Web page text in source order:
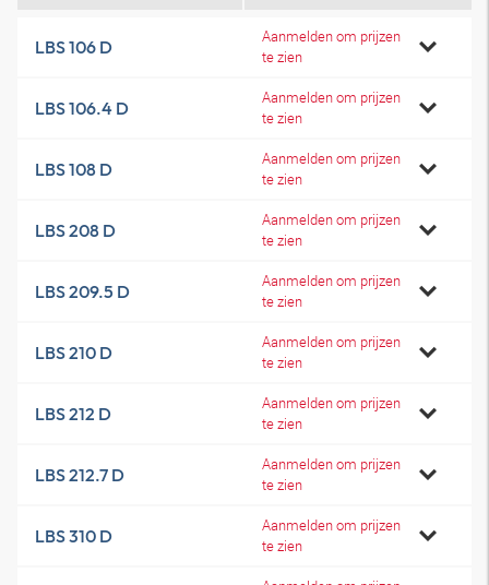
LBS 106 D
Aanmelden om prijzen
te zien
LBS 106.4 D
Aanmelden om prijzen
te zien
LBS 108 D
Aanmelden om prijzen
te zien
LBS 208 D
Aanmelden om prijzen
te zien
LBS 209.5 D
Aanmelden om prijzen
te zien
LBS 210 D
Aanmelden om prijzen
te zien
LBS 212 D
Aanmelden om prijzen
te zien
LBS 212.7 D
Aanmelden om prijzen
te zien
LBS 310 D
Aanmelden om prijzen
te zien